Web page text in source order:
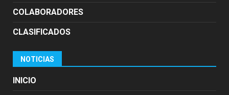
COLABORADORES
CLASIFICADOS
NOTICIAS
INICIO